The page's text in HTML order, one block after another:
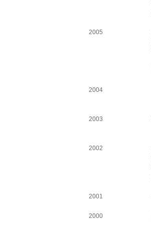
2005
2004
2003
2002
2001
2000